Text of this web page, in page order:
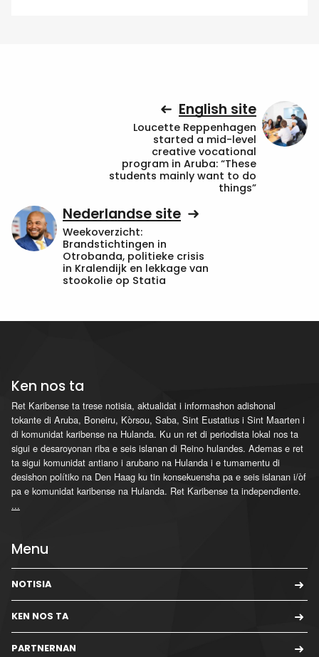
English site
Loucette Reppenhagen
started a mid-level
creative vocational
program in Aruba: “These
students mainly want to do
things”
Nederlandse site
Weekoverzicht:
Brandstichtingen in
Otrobanda, politieke crisis
in Kralendijk en lekkage van
stookolie op Statia
Ken nos ta
Ret Karibense ta trese notisia, aktualidat i informashon adishonal
tokante di Aruba, Boneiru, Kòrsou, Saba, Sint Eustatius i Sint Maarten i
di komunidat karibense na Hulanda. Ku un ret di periodista lokal nos ta
sigui e desaroyonan riba e seis islanan di Reino hulandes. Ademas e ret
ta sigui komunidat antiano i arubano na Hulanda i e tumamentu di
desishon polítiko na Den Haag ku tin konsekuensha pa e seis islanan i/òf
pa e komunidat karibense na Hulanda. Ret Karibense ta independiente.
...
Menu
NOTISIA
KEN NOS TA
PARTNERNAN